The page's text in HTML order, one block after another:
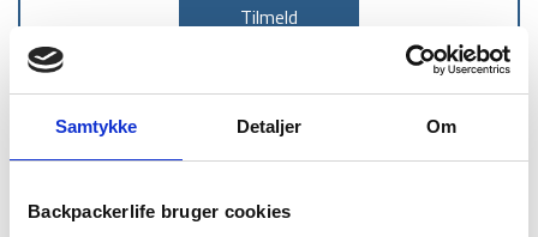
Samtykke Detaljer Om
Backpackerlife bruger cookies
1-2 dages
levering
Fri fragt over
499 kr
100 dages